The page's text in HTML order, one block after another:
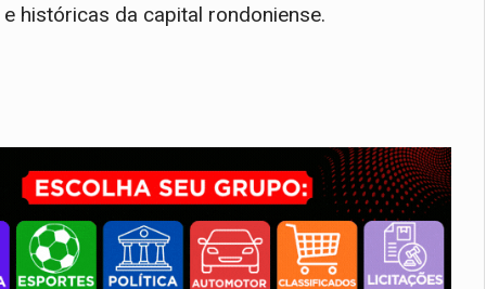
históricas da capital rondoniense.